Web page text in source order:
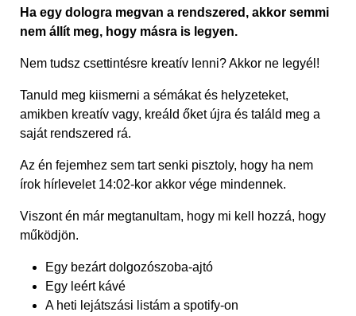
Ha egy dologra megvan a rendszered, akkor semmi
nem állít meg, hogy másra is legyen.
Nem tudsz csettintésre kreatív lenni? Akkor ne legyél!
Tanuld meg kiismerni a sémákat és helyzeteket,
amikben kreatív vagy, kreáld őket újra és találd meg a
saját rendszered rá.
Az én fejemhez sem tart senki pisztoly, hogy ha nem
írok hírlevelet 14:02-kor akkor vége mindennek.
Viszont én már megtanultam, hogy mi kell hozzá, hogy
működjön.
Egy bezárt dolgozószoba-ajtó
Egy leért kávé
A heti lejátszási listám a spotify-on